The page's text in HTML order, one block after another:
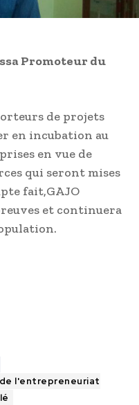
Promoteur du
de projets
en incubation au
en vue de
qui seront mises
fait,GAJO
et continuera
l'entrepreneuriat